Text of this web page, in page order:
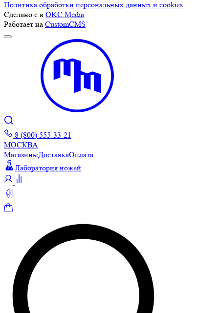
Политика обработки персональных данных и cookies
Сделано с в OKC.Media
Работает на CustomCMS
8 (800) 555-33-21
МОСКВА
МагазиныДоставкаОплата
Лаборатория ножей